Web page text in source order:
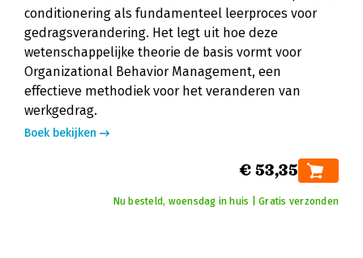
conditionering als fundamenteel leerproces voor
gedragsverandering. Het legt uit hoe deze
wetenschappelijke theorie de basis vormt voor
Organizational Behavior Management, een
effectieve methodiek voor het veranderen van
werkgedrag.
Boek bekijken
€ 53,35
Nu besteld, woensdag in huis | Gratis verzonden